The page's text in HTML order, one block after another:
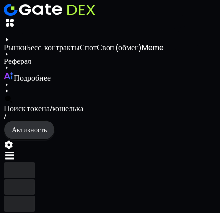
РынкиБесс. контрактыСпотСвоп (обмен)Meme
Реферал
Подробнее
Поиск токена/кошелька
/
Активность